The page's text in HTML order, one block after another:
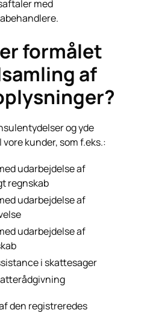
med
formålet
af
og yde
kunder, som f.eks.:
udarbejdelse af
regnskab
udarbejdelse af
udarbejdelse af
i skattesager
den registreredes